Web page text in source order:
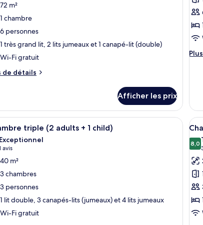
:
72 m²
1 chambre
6 personnes
1 très grand lit, 2 lits jumeaux et 1 canapé-lit (double)
Wi-Fi gratuit
de détails
Afficher les prix
ce
de
4
+
2
Plus
+
2
petite table avec une lampe et un bureau.
:
Une chambre d’hôtel moderne
triple (2 adults + 1 child)
sur 10
Exceptionnel
avis
avis)
40 m²
3 chambres
3 personnes
1 lit double, 3 canapés-lits (jumeaux) et 4 lits jumeaux
Wi-Fi gratuit
les
ce
de
8
8,0